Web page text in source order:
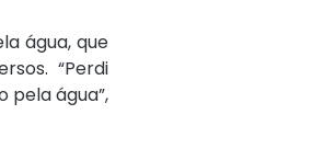
água, que
“Perdi
pela água”,